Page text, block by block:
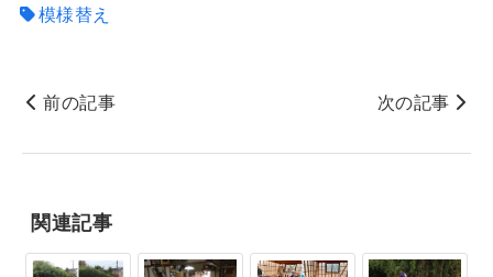
模様替え
前の記事 次の記事
関連記事